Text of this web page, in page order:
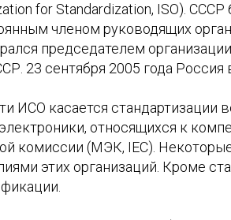
for Standardization, ISO).
членом руководящих
председателем
23 сентября 2005 года
ИСО касается стандартизации
относящихся к
комиссии (МЭК, IEC).
этих организаций. Кроме